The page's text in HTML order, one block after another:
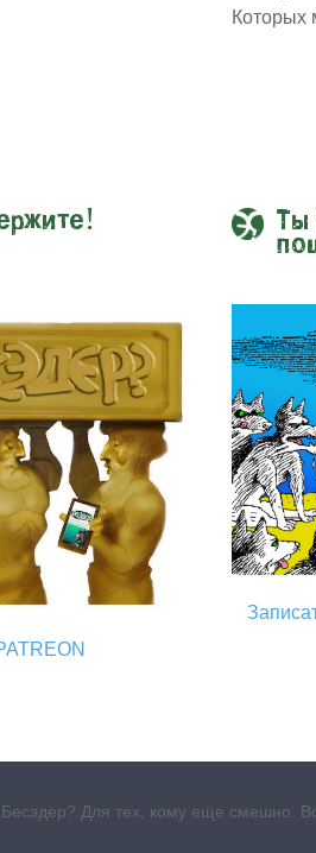
Которых
Ты
Для тех, кому еще смешно.